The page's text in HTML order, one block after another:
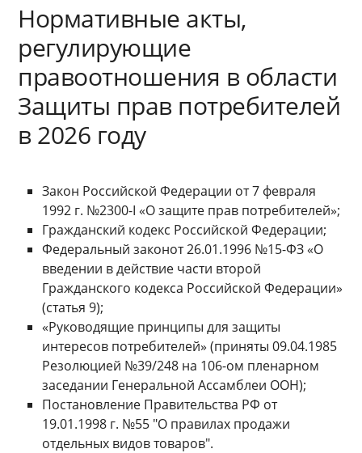
Нормативные акты,
регулирующие
правоотношения в области
Защиты прав потребителей
в 2026 году
Закон Российской Федерации от 7 февраля
1992 г. №2300-I «О защите прав потребителей»;
Гражданский кодекс Российской Федерации;
Федеральный законот 26.01.1996 №15-ФЗ «О
введении в действие части второй
Гражданского кодекса Российской Федерации»
(статья 9);
«Руководящие принципы для защиты
интересов потребителей» (приняты 09.04.1985
Резолюцией №39/248 на 106-ом пленарном
заседании Генеральной Ассамблеи ООН);
Постановление Правительства РФ от
19.01.1998 г. №55 "О правилах продажи
отдельных видов товаров".